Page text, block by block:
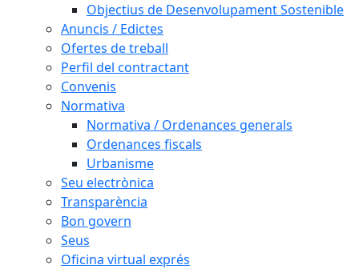
Objectius de Desenvolupament Sostenible
Anuncis / Edictes
Ofertes de treball
Perfil del contractant
Convenis
Normativa
Normativa / Ordenances generals
Ordenances fiscals
Urbanisme
Seu electrònica
Transparència
Bon govern
Seus
Oficina virtual exprés